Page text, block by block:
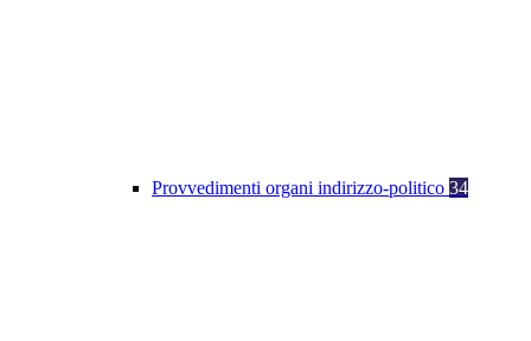
Provvedimenti organi indirizzo-politico 34